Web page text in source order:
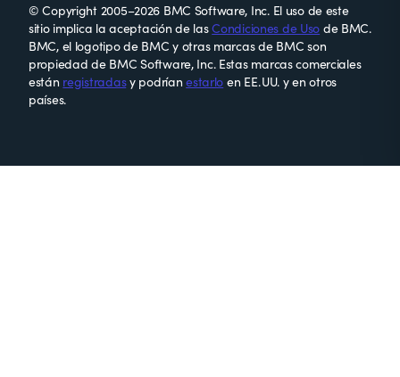
© Copyright 2005–2026 BMC Software, Inc. El uso de este
sitio implica la aceptación de lasCondiciones de Uso de BMC.
BMC, el logotipo de BMC y otras marcas de BMC son
propiedad de BMC Software, Inc. Estas marcas comerciales
están registradasy podríanestarlo en EE. UU. y en otros
países.